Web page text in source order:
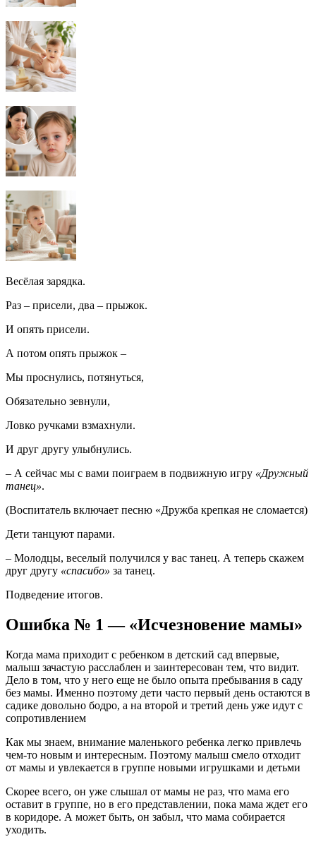
Весёлая зарядка.
Раз – присели, два – прыжок.
И опять присели.
А потом опять прыжок –
Мы проснулись, потянуться,
Обязательно зевнули,
Ловко ручками взмахнули.
И друг другу улыбнулись.
– А сейчас мы с вами поиграем в подвижную игру «Дружный
танец».
(Воспитатель включает песню «Дружба крепкая не сломается)
Дети танцуют парами.
– Молодцы, веселый получился у вас танец. А теперь скажем
друг другу «спасибо» за танец.
Подведение итогов.
Ошибка № 1 — «Исчезновение мамы»
Когда мама приходит с ребенком в детский сад впервые,
малыш зачастую расслаблен и заинтересован тем, что видит.
Дело в том, что у него еще не было опыта пребывания в саду
без мамы. Именно поэтому дети часто первый день остаются в
садике довольно бодро, а на второй и третий день уже идут с
сопротивлением
Как мы знаем, внимание маленького ребенка легко привлечь
чем-то новым и интересным. Поэтому малыш смело отходит
от мамы и увлекается в группе новыми игрушками и детьми
Скорее всего, он уже слышал от мамы не раз, что мама его
оставит в группе, но в его представлении, пока мама ждет его
в коридоре. А может быть, он забыл, что мама собирается
уходить.